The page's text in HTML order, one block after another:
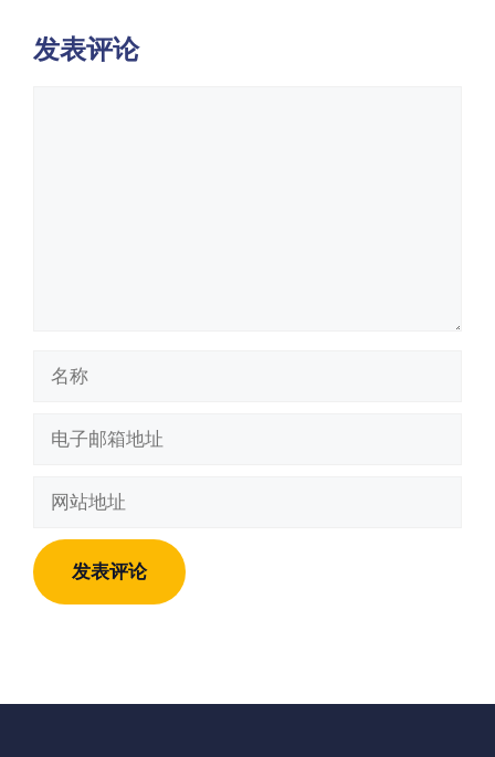
发表评论
地
址
地
址